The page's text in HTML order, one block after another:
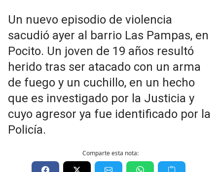
Un nuevo episodio de violencia
sacudió ayer al barrio Las Pampas, en
Pocito. Un joven de 19 años resultó
herido tras ser atacado con un arma
de fuego y un cuchillo, en un hecho
que es investigado por la Justicia y
cuyo agresor ya fue identificado por la
Policía.
Comparte esta nota: